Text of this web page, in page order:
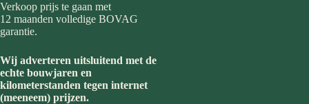
Verkoop prijs te gaan met
12 maanden volledige BOVAG
garantie.
Wij adverteren uitsluitend met de
echte bouwjaren en
kilometerstanden tegen internet
(meeneem) prijzen.